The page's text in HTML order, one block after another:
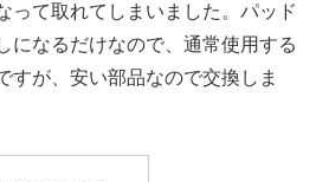
って取れてしまいました。パッド
になるだけなので、通常使用する
すが、安い部品なので交換しま